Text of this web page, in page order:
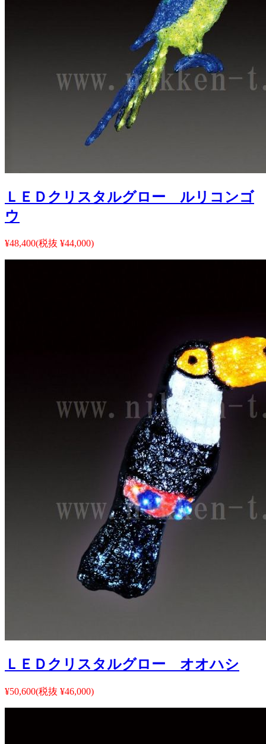
ＬＥＤクリスタルグロー ルリコンゴ
ウ
¥48,400(税抜 ¥44,000)
ＬＥＤクリスタルグロー オオハシ
¥50,600(税抜 ¥46,000)